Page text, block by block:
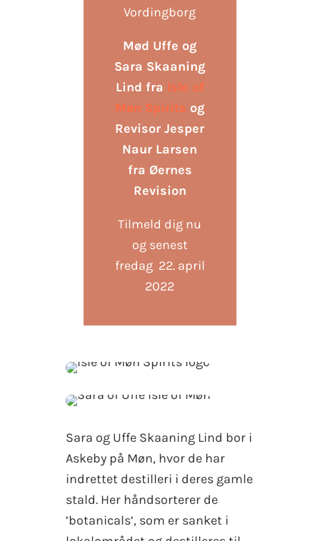
Vordingborg
Mød Uffe og
Sara Skaaning
Lind fra Isle of
Møn Spirits og
Revisor Jesper
Naur Larsen
fra Øernes
Revision
Tilmeld dig nu
og senest
fredag 22. april
2022
Sara og Uffe Skaaning Lind bor i
Askeby på Møn, hvor de har
indrettet destilleri i deres gamle
stald. Her håndsorterer de
’botanicals’, som er sanket i